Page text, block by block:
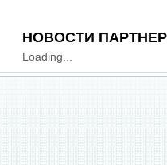
НОВОСТИ
Loading...